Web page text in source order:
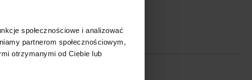
społecznościowe i analizować
partnerom społecznościowym,
otrzymanymi od Ciebie lub